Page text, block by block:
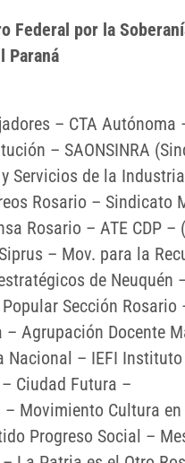
Federal por la
Paraná
– CTA Autónoma
– SAONSINRA
Servicios de la
Rosario – Sindicato
Rosario – ATE CDP
– Mov. para la
de Neuquén
Sección
– Agrupación Docente
– IEFI
Ciudad Futura –
Movimiento Cultura
Progreso Social –